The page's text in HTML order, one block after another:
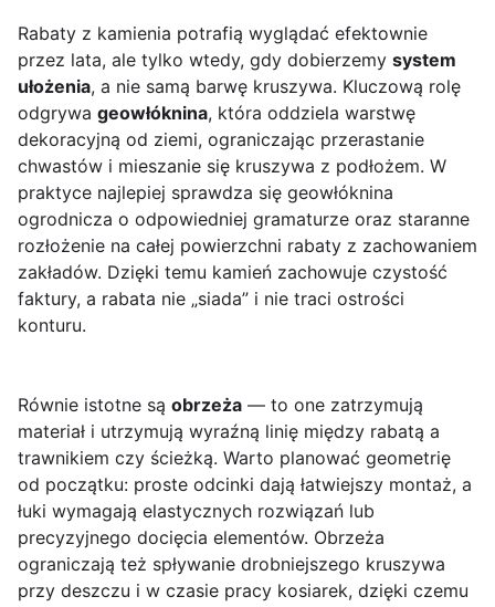
Rabaty z kamienia potrafią wyglądać efektownie
przez lata, ale tylko wtedy, gdy dobierzemy system
ułożenia, a nie samą barwę kruszywa. Kluczową rolę
odgrywa geowłóknina, która oddziela warstwę
dekoracyjną od ziemi, ograniczając przerastanie
chwastów i mieszanie się kruszywa z podłożem. W
praktyce najlepiej sprawdza się geowłóknina
ogrodnicza o odpowiedniej gramaturze oraz staranne
rozłożenie na całej powierzchni rabaty z zachowaniem
zakładów. Dzięki temu kamień zachowuje czystość
faktury, a rabata nie „siada” i nie traci ostrości
konturu.
Równie istotne są obrzeża — to one zatrzymują
materiał i utrzymują wyraźną linię między rabatą a
trawnikiem czy ścieżką. Warto planować geometrię
od początku: proste odcinki dają łatwiejszy montaż, a
łuki wymagają elastycznych rozwiązań lub
precyzyjnego docięcia elementów. Obrzeża
ograniczają też spływanie drobniejszego kruszywa
przy deszczu i w czasie pracy kosiarek, dzięki czemu